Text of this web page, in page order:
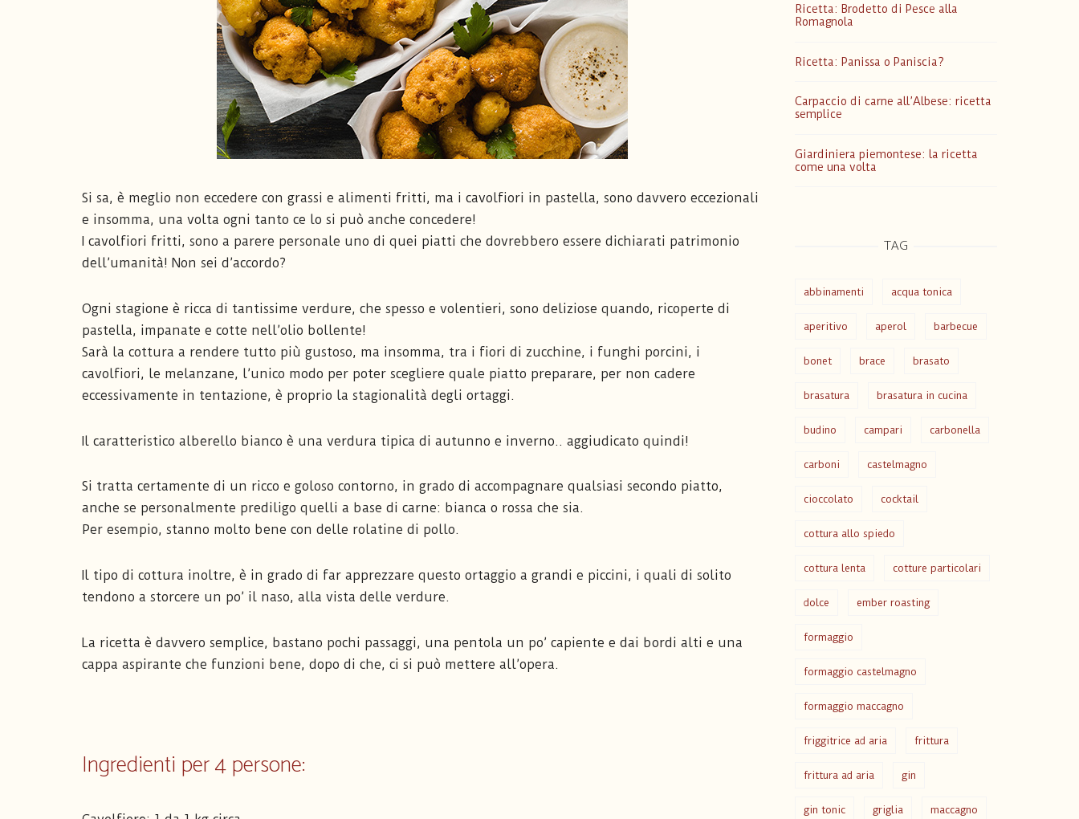
Si sa, è meglio non eccedere con grassi e alimenti fritti, ma i cavolfiori in pastella, sono davvero eccezionali
e insomma, una volta ogni tanto ce lo si può anche concedere!
I cavolfiori fritti, sono a parere personale uno di quei piatti che dovrebbero essere dichiarati patrimonio
dell’umanità! Non sei d’accordo?
Ogni stagione è ricca di tantissime verdure, che spesso e volentieri, sono deliziose quando, ricoperte di
pastella, impanate e cotte nell’olio bollente!
Sarà la cottura a rendere tutto più gustoso, ma insomma, tra i fiori di zucchine, i funghi porcini, i
cavolfiori, le melanzane, l’unico modo per poter scegliere quale piatto preparare, per non cadere
eccessivamente in tentazione, è proprio la stagionalità degli ortaggi.
Il caratteristico alberello bianco è una verdura tipica di autunno e inverno.. aggiudicato quindi!
Si tratta certamente di un ricco e goloso contorno, in grado di accompagnare qualsiasi secondo piatto,
anche se personalmente prediligo quelli a base di carne: bianca o rossa che sia.
Per esempio, stanno molto bene con delle rolatine di pollo.
Il tipo di cottura inoltre, è in grado di far apprezzare questo ortaggio a grandi e piccini, i quali di solito
tendono a storcere un po’ il naso, alla vista delle verdure.
La ricetta è davvero semplice, bastano pochi passaggi, una pentola un po’ capiente e dai bordi alti e una
cappa aspirante che funzioni bene, dopo di che, ci si può mettere all’opera.
Ingredienti per 4 persone:
Ricetta: Brodetto di Pesce alla
Romagnola
Ricetta: Panissa o Paniscia?
Carpaccio di carne all’Albese: ricetta
semplice
Giardiniera piemontese: la ricetta
come una volta
TAG
abbinamenti acqua tonica
aperitivo aperol barbecue
bonet brace brasato
brasatura brasatura in cucina
budino campari carbonella
carboni castelmagno
cioccolato cocktail
cottura allo spiedo
cottura lenta cotture particolari
dolce ember roasting
formaggio
formaggio castelmagno
formaggio maccagno
friggitrice ad aria frittura
frittura ad aria gin
gin tonic griglia maccagno